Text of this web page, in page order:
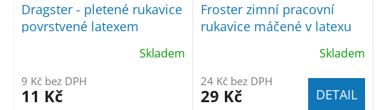
Dragster - pletené rukavice
povrstvené latexem
Skladem
9 Kč bez DPH
11 Kč
Froster zimní pracovní
rukavice máčené v latexu
Skladem
24 Kč bez DPH
29 Kč DETAIL